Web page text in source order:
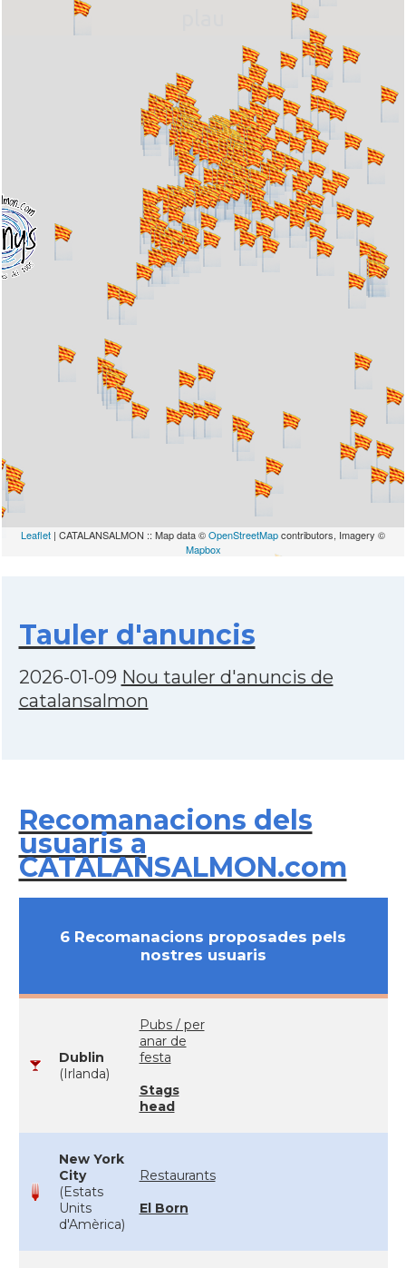
Leaflet | CATALANSALMON :: Map data ©OpenStreetMapcontributors, Imagery ©
Mapbox
Tauler d'anuncis
2026-01-09 Nou tauler d'anuncis de
catalansalmon
Recomanacions dels
usuaris a
CATALANSALMON.com
6 Recomanacions proposades pels
nostres usuaris
Dublin
(Irlanda)
Pubs / per
anar de
festa
Stags
head
New York
City
(Estats
Units
d'Amèrica)
Restaurants
El Born